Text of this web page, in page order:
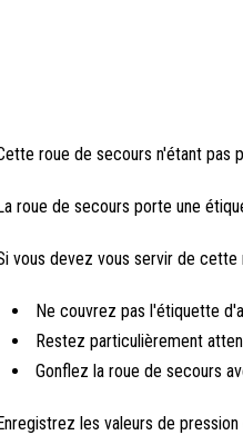
roue de secours n'étant pas
roue de secours porte une
vous devez vous servir de cette
Ne couvrez pas l'étiquette
Restez particulièrement
Gonflez la roue de secours
les valeurs de